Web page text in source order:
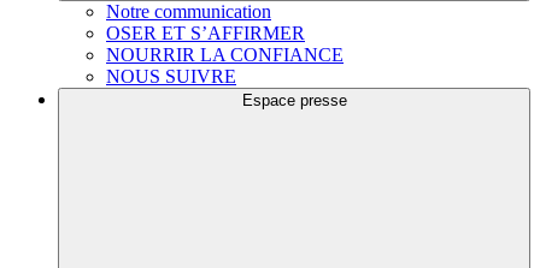
Notre communication
OSER ET S’AFFIRMER
NOURRIR LA CONFIANCE
NOUS SUIVRE
Espace presse